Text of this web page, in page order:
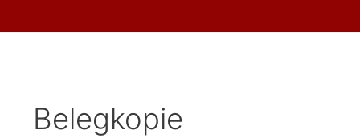
Belegkopie